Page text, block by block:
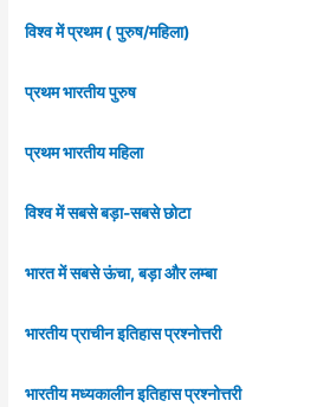
विश्व में प्रथम ( पुरुष/महिला)
प्रथम भारतीय पुरुष
प्रथम भारतीय महिला
विश्व में सबसे बड़ा-सबसे छोटा
भारत में सबसे ऊंचा, बड़ा और लम्बा
भारतीय प्राचीन इतिहास प्रश्नोत्तरी
भारतीय मध्यकालीन इतिहास प्रश्नोत्तरी